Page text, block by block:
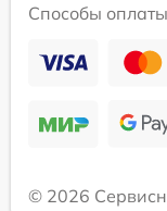
Способы оплаты
© 2026